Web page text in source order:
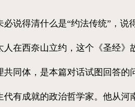
得清什么是“约法传统”，说
在西奈山立约，这个《圣经
同体，是本篇对话试图回答的
成就的政治哲学家。他从河